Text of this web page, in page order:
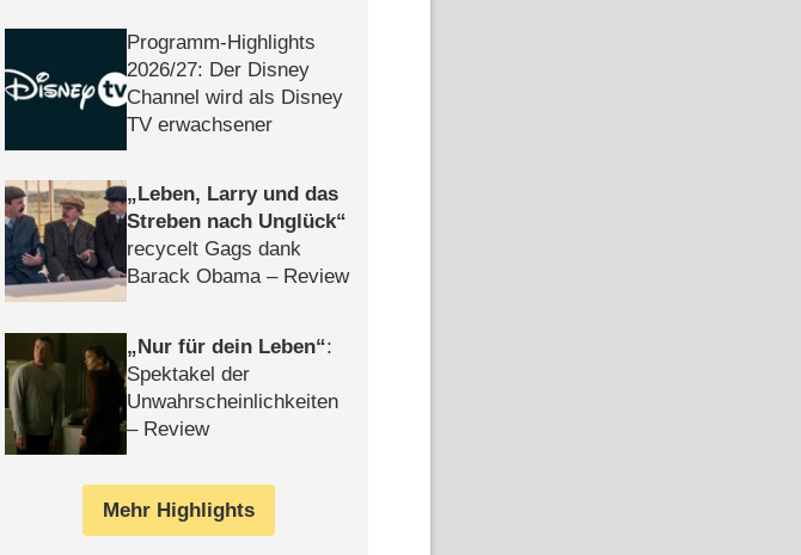
Programm-Highlights
2026/​27: Der Disney
Channel wird als Disney
TV erwachsener
Leben, Larry und das
Streben nach Unglück
recycelt Gags dank
Barack Obama – Review
Nur für dein Leben :
Spektakel der
Unwahrscheinlichkeiten
– Review
Mehr Highlights